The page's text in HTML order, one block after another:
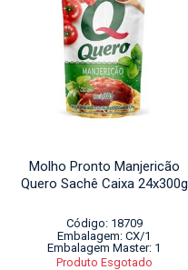
Molho Pronto Manjericão
Quero Sachê Caixa 24x300g
Código: 18709
Embalagem: CX/1
Embalagem Master: 1
Produto Esgotado